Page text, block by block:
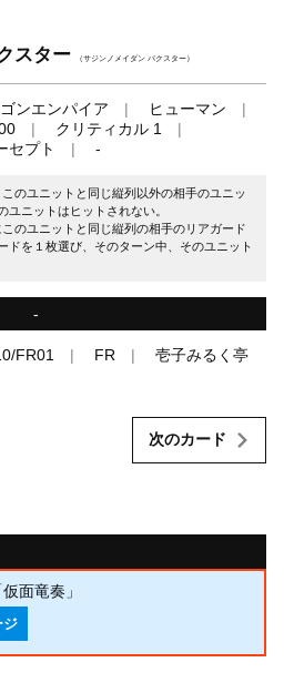
スター （サジンノメイダン バクスター）
ゴンエンパイア
ヒューマン
クリティカル 1
セプト -
のユニットと同じ縦列以外の相手のユニッ
ユニットはヒットされない。
のユニットと同じ縦列の相手のリアガード
ドを１枚選び、そのターン中、そのユニット
-
FR01 FR 壱子みるく亭
次のカード
面竜奏」
ジ